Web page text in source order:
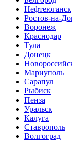
Нефтеюганск
Ростов-на-
Воронеж
Краснодар
Тула
Донецк
Мариуполь
Сарапул
Рыбиск
Пенза
Уральск
Калуга
Ставрополь
Волгоград